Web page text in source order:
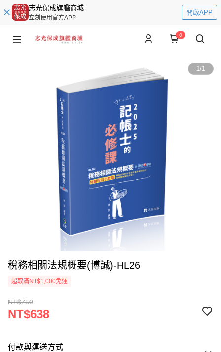
志光保成旗艦商城
立刻使用官方APP
開啟APP
0
1/1
稅務相關法規概要(博誠)-HL26
超取滿NT$1,000免運
NT$750
NT$638
付款與運送方式